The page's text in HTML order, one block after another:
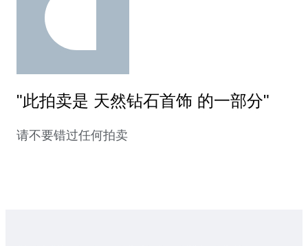
"此拍卖是 天然钻石首饰 的一部分"
请不要错过任何拍卖